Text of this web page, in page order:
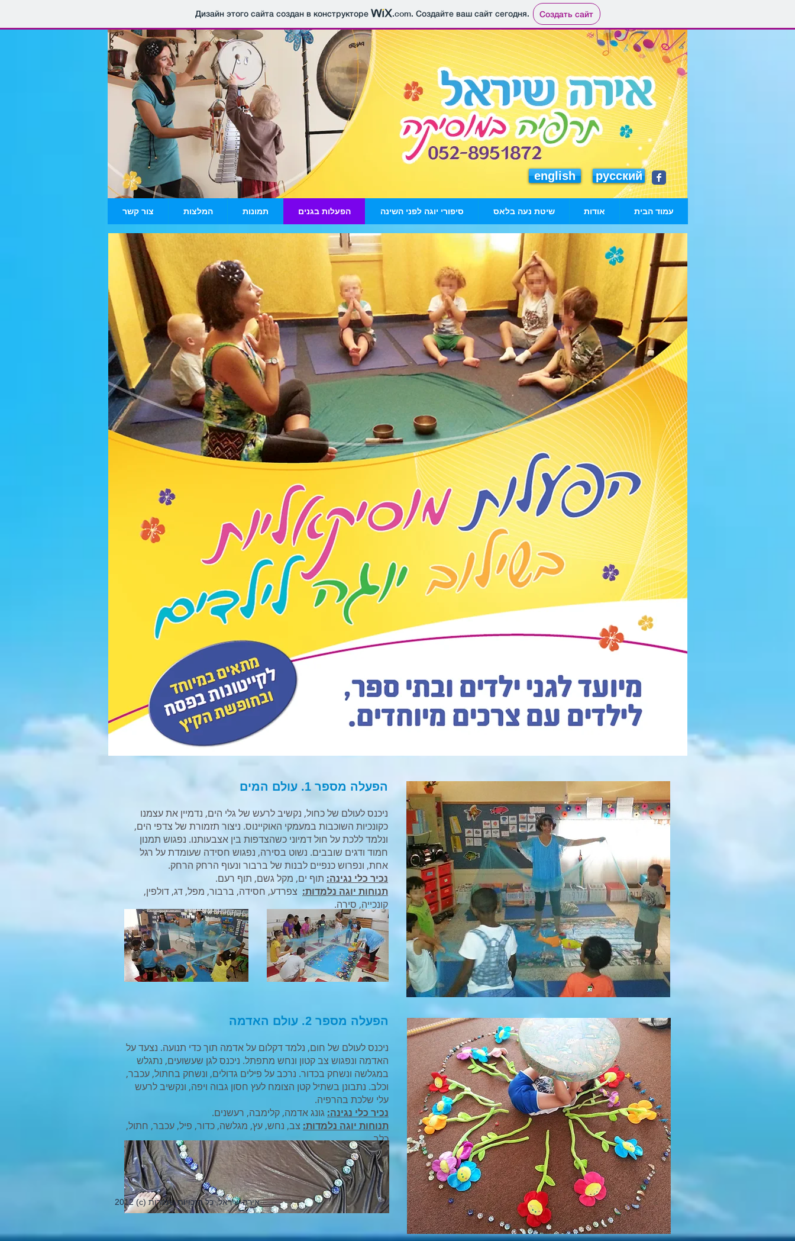
Дизайн этого сайта создан в конструкторе .com. Создайте ваш сайт сегодня. Создать сайт
русский
english
הפעלה מספר 1. עולם המים
ניכנס לעולם של כחול, נקשיב לרעש של גלי הים, נדמיין את עצמנו
כקונכיות השוכבות במעמקי האוקיינוס. ניצור תזמורת של צדפי הים,
ונלמד ללכת על חול דמיוני כשהצדפות בין אצבעותנו. נפגוש תמנון
חמוד ודגים שובבים. נשוט בסירה, נפגוש חסידה שעומדת על רגל
אחת, ונפרוש כנפיים לבנות של ברבור ונעוף הרחק הרחק.
נכיר כלי נגינה: תוף ים, מקל גשם, תוף רעם.
תנוחות יוגה נלמדות: צפרדע, חסידה, ברבור, מפל, דג, דולפין,
קונכייה, סירה.
הפעלה מספר 2. עולם האדמה
ניכנס לעולם של חום, נלמד דקלום על אדמה תוך כדי תנועה. נצעד על
האדמה ונפגוש צב קטון ונחש מתפתל. ניכנס לגן שעשועים, נתגלש
במגלשה ונשחק בכדור. נרכב על פילים גדולים, ונשחק בחתול, עכבר,
וכלב. נתבונן בשתיל קטן הצומח לעץ חסון גבוה ויפה, ונקשיב לרעש
עלי שלכת בהרפיה.
נכיר כלי נגינה: גונג אדמה, קלימבה, רעשנים.
תנוחות יוגה נלמדות: צב, נחש, עץ, מגלשה, כדור, פיל, עכבר, חתול,
כלב.
צור קשר המלצות תמונות הפעלות בגנים סיפורי יוגה לפני השינה שיטת נעה בלאס אודות עמוד הבית
2012 (c) אירה שיראל, כל הזכויות שמורות